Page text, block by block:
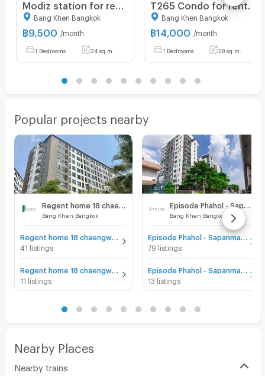
Bang Khen Bangkok
฿9,500 /month
1 Bedrooms 24 sq.m.
Bang Khen Bangkok
฿14,000 /month
1 Bedrooms 28 sq.m.
Popular projects nearby
Bang Khen Bangkok
Regent home 18 chaengwattana - laksi for sale
41 listings
Regent home 18 chaengwattana - laksi for rent
11 listings
Bang Khen Bangkok
Episode Phahol - Sapanmai for sale
79 listings
13 listings
Nearby Places
Nearby trains